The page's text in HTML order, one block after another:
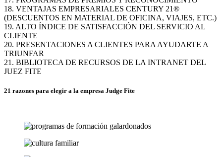
18. VENTAJAS EMPRESARIALES CENTURY 21®
(DESCUENTOS EN MATERIAL DE OFICINA, VIAJES, ETC.)
19. ALTO ÍNDICE DE SATISFACCIÓN DEL SERVICIO AL
CLIENTE
20. PRESENTACIONES A CLIENTES PARA AYUDARTE A
TRIUNFAR
21. BIBLIOTECA DE RECURSOS DE LA INTRANET DEL
JUEZ FITE
21 razones para elegir a la empresa Judge Fite